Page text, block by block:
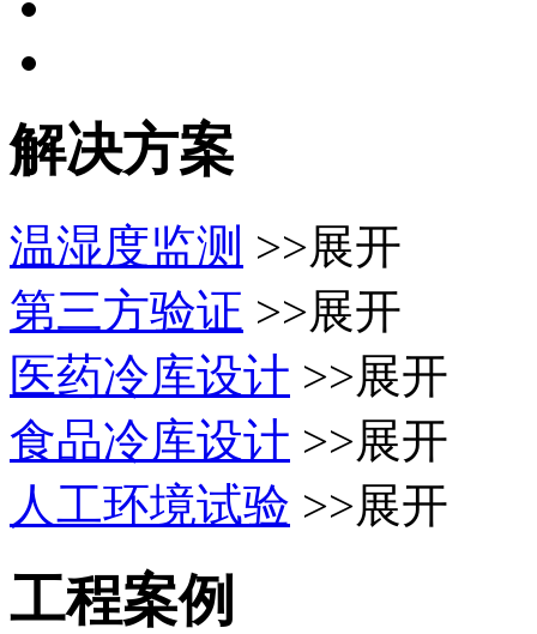
解决方案
温湿度监测 >>展开
第三方验证 >>展开
医药冷库设计 >>展开
食品冷库设计 >>展开
人工环境试验 >>展开
工程案例